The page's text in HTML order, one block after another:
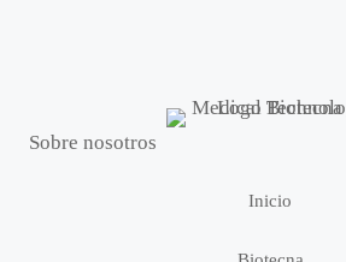
Sobre nosotros
Inicio